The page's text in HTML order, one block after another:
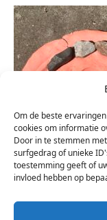
Om de beste
cookies om informatie
Door in te stemmen
surfgedrag of unieke
toestemming geeft of
invloed hebben op